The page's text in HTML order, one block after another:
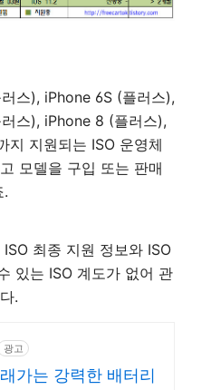
스), iPhone 6S (플러스),
스), iPhone 8 (플러스),
지 지원되는 ISO 운영체
모델을 구입 또는 판매
.
최종 지원 정보와 ISO
있는 ISO 계도가 없어 관
.
광고
가는 강력한 배터리